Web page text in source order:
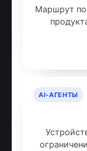
Маршрут по
AI-АГЕНТЫ